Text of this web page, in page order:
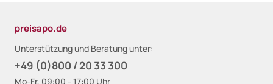
preisapo.de
Unterstützung und Beratung unter:
+49 (0)800 / 20 33 300
Mo-Fr, 09:00 - 17:00 Uhr